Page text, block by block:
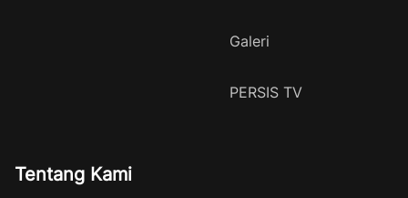
Galeri
PERSIS TV
Tentang Kami